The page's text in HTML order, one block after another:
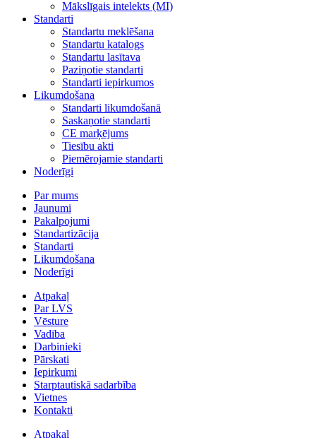
Mākslīgais intelekts (MI)
Standarti
Standartu meklēšana
Standartu katalogs
Standartu lasītava
Paziņotie standarti
Standarti iepirkumos
Likumdošana
Standarti likumdošanā
Saskaņotie standarti
CE marķējums
Tiesību akti
Piemērojamie standarti
Noderīgi
Par mums
Jaunumi
Pakalpojumi
Standartizācija
Standarti
Likumdošana
Noderīgi
Atpakaļ
Par LVS
Vēsture
Vadība
Darbinieki
Pārskati
Iepirkumi
Starptautiskā sadarbība
Vietnes
Kontakti
Atpakaļ